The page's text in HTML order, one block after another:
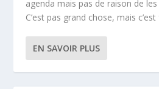
agenda mais pas de raison de
C’est pas grand chose, mais
EN SAVOIR PLUS